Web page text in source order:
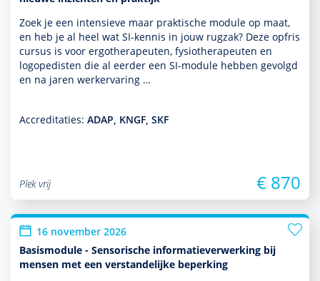
Zoek je een intensieve maar prak­tische module op maat,
en heb je al heel wat SI-kennis in jouw rugzak? Deze opfris
cursus is voor ergo­thera­peuten, fysiothera­peuten en
logopedisten die al eerder een SI-module hebben gevolgd
en na jaren werkervaring …
Accreditaties: ADAP, KNGF, SKF
Plek vrij € 870
16 november 2026
Basismodule - Sensorische informatieverwerking bij
mensen met een verstandelijke beperking